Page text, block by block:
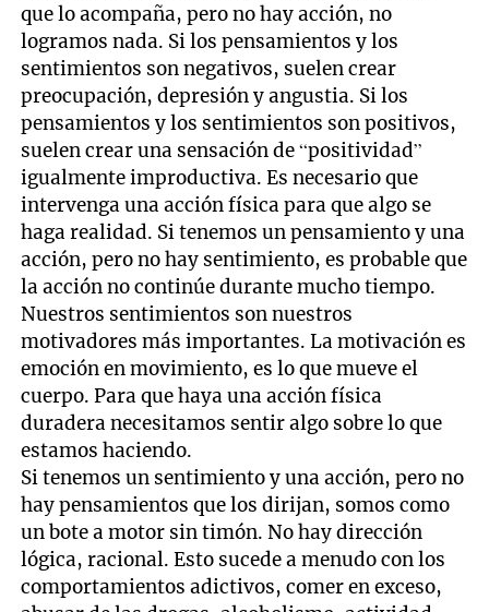
que lo acompaña, pero no hay acción, no
logramos nada. Si los pensamientos y los
sentimientos son negativos, suelen crear
preocupación, depresión y angustia. Si los
pensamientos y los sentimientos son positivos,
suelen crear una sensación de “positividad”
igualmente improductiva. Es necesario que
intervenga una acción física para que algo se
haga realidad. Si tenemos un pensamiento y una
acción, pero no hay sentimiento, es probable que
la acción no continúe durante mucho tiempo.
Nuestros sentimientos son nuestros
motivadores más importantes. La motivación es
emoción en movimiento, es lo que mueve el
cuerpo. Para que haya una acción física
duradera necesitamos sentir algo sobre lo que
estamos haciendo.
Si tenemos un sentimiento y una acción, pero no
hay pensamientos que los dirijan, somos como
un bote a motor sin timón. No hay dirección
lógica, racional. Esto sucede a menudo con los
comportamientos adictivos, comer en exceso,